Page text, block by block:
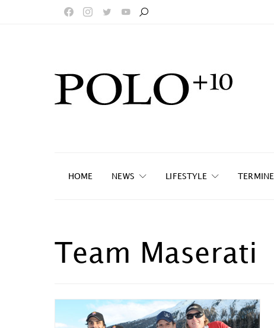
HOME NEWS LIFESTYLE TERMINE
Team Maserati